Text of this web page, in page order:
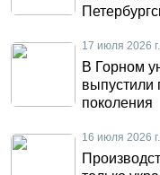
17 июля 2026
В Горном
выпустили
поколения
16 июля 2026